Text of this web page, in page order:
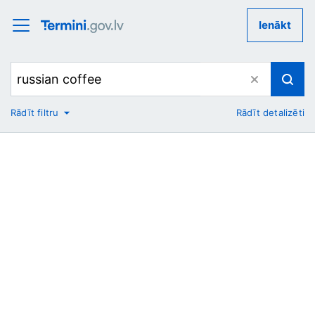
Ienākt
No
Rādīt filtru Rādīt detalizēti